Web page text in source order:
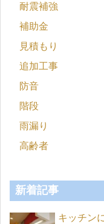
耐震補強
補助金
見積もり
追加工事
防音
階段
雨漏り
高齢者
新着記事
キッチン